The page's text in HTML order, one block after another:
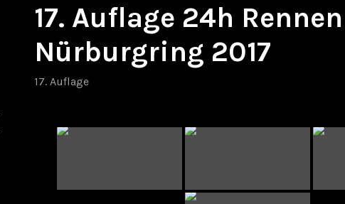
17. Auflage 24h Rennen
Nürburgring 2017
17. Auflage